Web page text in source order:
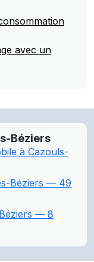
avec un
Béziers
à Cazouls-
Béziers — 49
— 8